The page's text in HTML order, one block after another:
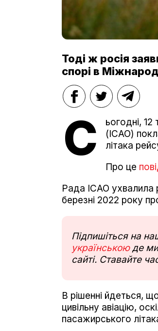
Тоді ж росія
спорі в
С
ьогодні, 12
(ICAO)
літака
Про це
Рада ІСАО ухвалила
березні 2022 року
Підпишіться на
українськоюде ми
сайті. Ставайте
В рішенні йдеться,
цивільну авіацію,
пасажирського